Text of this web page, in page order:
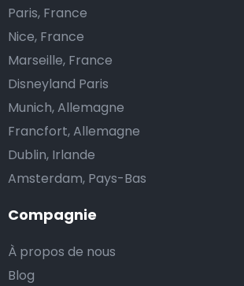
Compagnie
À propos de nous
Blog
Paris, France
Nice, France
Marseille, France
Disneyland Paris
Munich, Allemagne
Francfort, Allemagne
Dublin, Irlande
Amsterdam, Pays-Bas